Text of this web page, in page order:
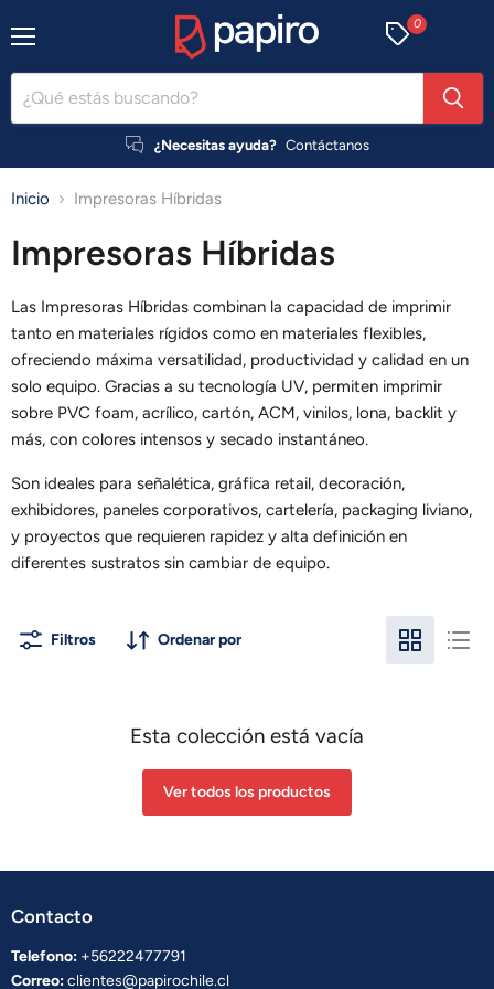
¿Necesitas ayuda? Contáctanos
0
Inicio Impresoras Híbridas
Impresoras Híbridas
Las Impresoras Híbridas combinan la capacidad de imprimir
tanto en materiales rígidos como en materiales flexibles,
ofreciendo máxima versatilidad, productividad y calidad en un
solo equipo. Gracias a su tecnología UV, permiten imprimir
sobre PVC foam, acrílico, cartón, ACM, vinilos, lona, backlit y
más, con colores intensos y secado instantáneo.
Son ideales para señalética, gráfica retail, decoración,
exhibidores, paneles corporativos, cartelería, packaging liviano,
y proyectos que requieren rapidez y alta definición en
diferentes sustratos sin cambiar de equipo.
Filtros Ordenar por
Esta colección está vacía
Ver todos los productos
Contacto
Telefono: +56222477791
Correo:clientes@papirochile.cl